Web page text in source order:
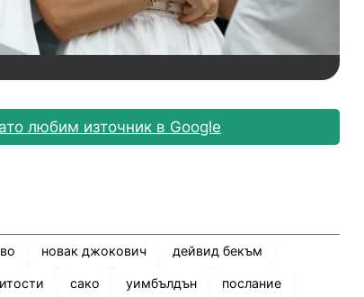
любим източник в Google
новак джокович дейвид бекъм
сако уимбълдън послание